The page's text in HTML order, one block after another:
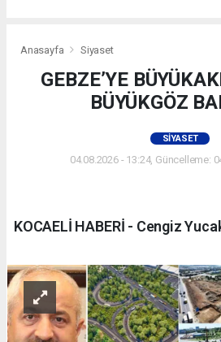
Anasayfa Siyaset
GEBZE’YE
BÜYÜKGÖZ
SIYASET
04.08.2026 - 13:24, Güncelleme:
KOCAELİ HABERİ - Cengiz